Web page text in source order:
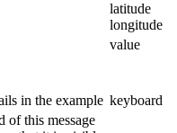
latitude
longitude
value
in the example keyboard
of this message